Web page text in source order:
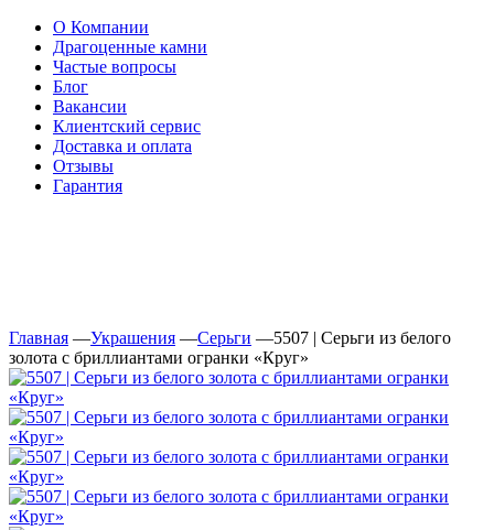
О Компании
Драгоценные камни
Частые вопросы
Блог
Вакансии
Клиентский сервис
Доставка и оплата
Отзывы
Гарантия
Главная —Украшения —Серьги —5507 | Серьги из белого
золота с бриллиантами огранки «Круг»